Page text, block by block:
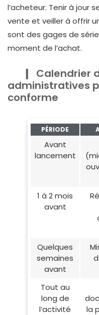
l’acheteur. Tenir à jour
vente et veiller à offrir
sont des gages de
moment de l’achat.
Calendrier
administratives
conforme
PÉRIODE
Avant
lancement
1 à 2 mois
avant
Quelques
semaines
avant
Tout au
long de
l’activité
la